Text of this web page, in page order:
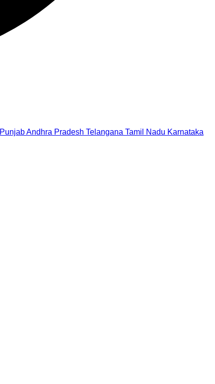
PunjabAndhra Pradesh Telangana Tamil Nadu Karnataka